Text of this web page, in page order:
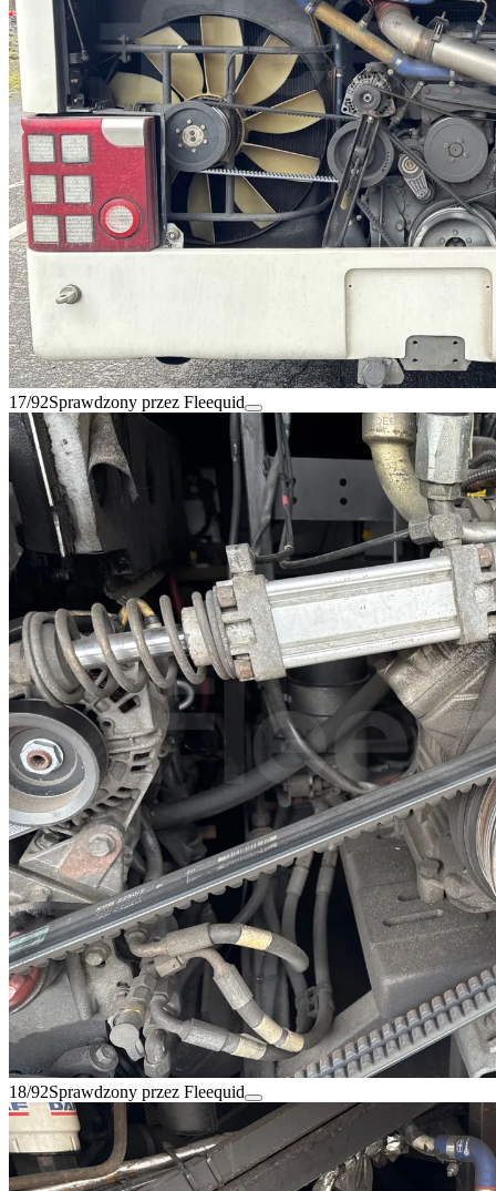
17/92Sprawdzony przez Fleequid
18/92Sprawdzony przez Fleequid